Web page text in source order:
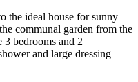
the ideal house for sunny
communal garden from the
bedrooms and 2
and large dressing